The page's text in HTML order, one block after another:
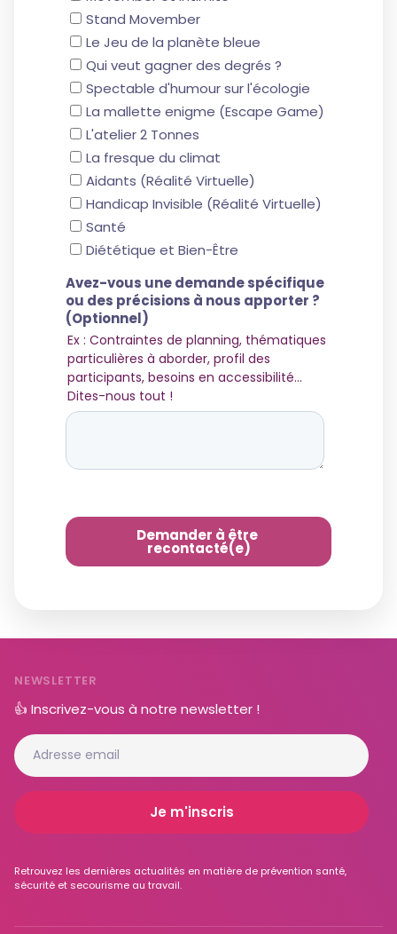
NEWSLETTER
👍 Inscrivez-vous à notre newsletter !
Retrouvez les dernières actualités en matière de prévention santé,
sécurité et secourisme au travail.